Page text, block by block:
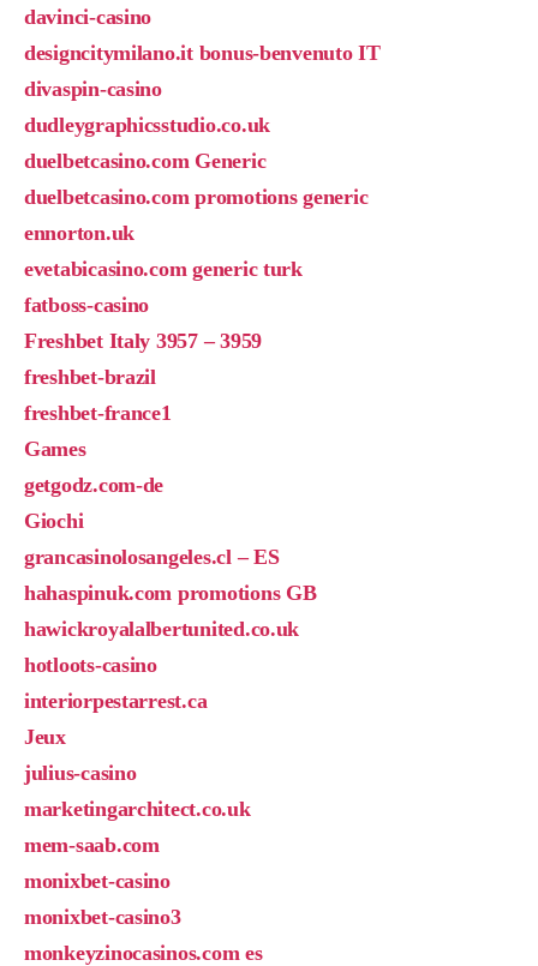
davinci-casino
designcitymilano.it bonus-benvenuto IT
divaspin-casino
dudleygraphicsstudio.co.uk
duelbetcasino.com Generic
duelbetcasino.com promotions generic
ennorton.uk
evetabicasino.com generic turk
fatboss-casino
Freshbet Italy 3957 – 3959
freshbet-brazil
freshbet-france1
Games
getgodz.com-de
Giochi
grancasinolosangeles.cl – ES
hahaspinuk.com promotions GB
hawickroyalalbertunited.co.uk
hotloots-casino
interiorpestarrest.ca
Jeux
julius-casino
marketingarchitect.co.uk
mem-saab.com
monixbet-casino
monixbet-casino3
monkeyzinocasinos.com es